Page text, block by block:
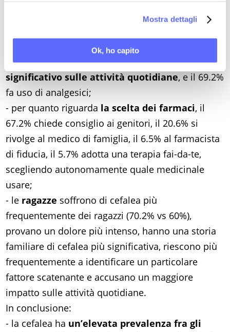
Mostra dettagli
Ok, ho capito
studio: in questo caso entrano probabilmente in
- il 57.5% dei partecipanti rilevaun impatto
significativo sulle attività quotidiane, e il 69.2%
fa uso di analgesici;
- per quanto riguarda la scelta dei farmaci, il
67.2% chiede consiglio ai genitori, il 20.6% si
rivolge al medico di famiglia, il 6.5% al farmacista
di fiducia, il 5.7% adotta una terapia fai-da-te,
scegliendo autonomamente quale medicinale
usare;
- le ragazze soffrono di cefalea più
frequentemente dei ragazzi (70.2% vs 60%),
provano un dolore più intenso, hanno una storia
familiare di cefalea più significativa, riescono più
frequentemente a identificare un particolare
fattore scatenante e accusano un maggiore
impatto sulle attività quotidiane.
In conclusione:
- la cefalea ha un’elevata prevalenza fra gli